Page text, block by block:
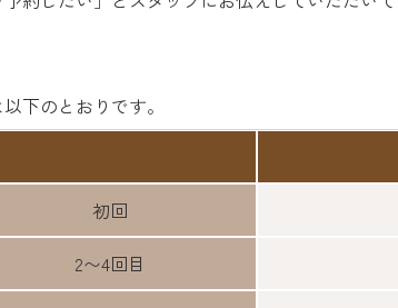
下のとおりです。
初回
2〜4回目